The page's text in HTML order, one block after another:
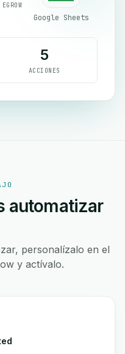
Google Sheets
5
ACCIONES
automatizar
personalízalo en el
y actívalo.